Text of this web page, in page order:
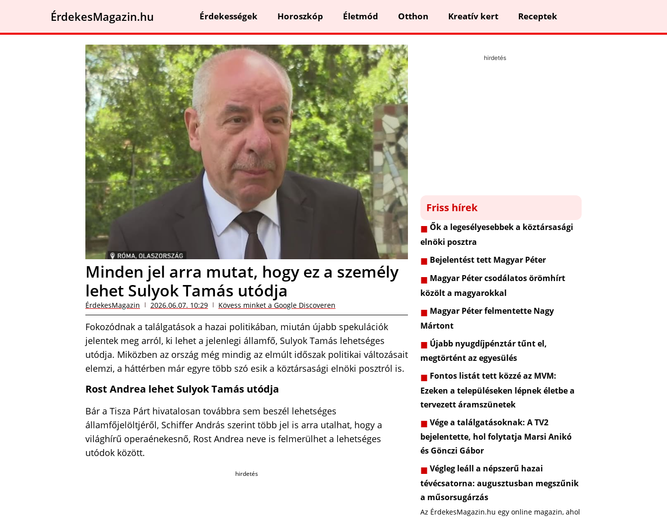
ÉrdekesMagazin.hu Érdekességek Horoszkóp Életmód Otthon Kreatív kert Receptek
Minden jel arra mutat, hogy ez a személy
lehet Sulyok Tamás utódja
ÉrdekesMagazin 2026.06.07. 10:29 Kövess minket a Google Discoveren
Fokozódnak a találgatások a hazai politikában, miután újabb spekulációk
jelentek meg arról, ki lehet a jelenlegi államfő, Sulyok Tamás lehetséges
utódja. Miközben az ország még mindig az elmúlt időszak politikai változásait
elemzi, a háttérben már egyre több szó esik a köztársasági elnöki posztról is.
Rost Andrea lehet Sulyok Tamás utódja
Bár a Tisza Párt hivatalosan továbbra sem beszél lehetséges
államfőjelöltjéről, Schiffer András szerint több jel is arra utalhat, hogy a
világhírű operaénekesnő, Rost Andrea neve is felmerülhet a lehetséges
utódok között.
hirdetés
hirdetés
Friss hírek
Ők a legesélyesebbek a köztársasági
elnöki posztra
Bejelentést tett Magyar Péter
Magyar Péter csodálatos örömhírt
közölt a magyarokkal
Magyar Péter felmentette Nagy
Mártont
Újabb nyugdíjpénztár tűnt el,
megtörtént az egyesülés
Fontos listát tett közzé az MVM:
Ezeken a településeken lépnek életbe a
tervezett áramszünetek
Vége a találgatásoknak: A TV2
bejelentette, hol folytatja Marsi Anikó
és Gönczi Gábor
Végleg leáll a népszerű hazai
tévécsatorna: augusztusban megszűnik
a műsorsugárzás
Az ÉrdekesMagazin.hu egy online magazin, ahol